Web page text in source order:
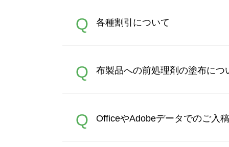
A
者にご連絡いただき調整をお
Q 各種割引について
A
ポイントとして付与され、次
文時からご利用頂けます。ポ
れば、ランクにカウントがさ
Q 布製品への前処理剤の塗布につ
A
イト以外）のプリントは、濃
品をお届けするため、処理剤
Q OfficeやAdobeデータでのご入